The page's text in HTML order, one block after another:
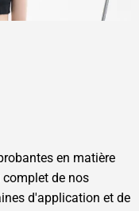
en matière
de nos
d'application et de